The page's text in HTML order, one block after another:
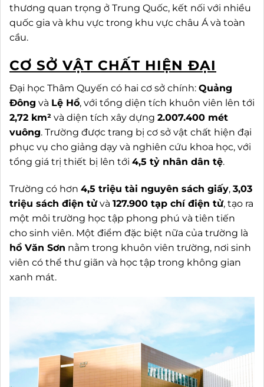
thương quan trọng ở Trung Quốc, kết nối với nhiều
quốc gia và khu vực trong khu vực châu Á và toàn
cầu.
CƠ SỞ VẬT CHẤT HIỆN ĐẠI
Đại học Thâm Quyến có hai cơ sở chính: Quảng
Đông và Lệ Hồ, với tổng diện tích khuôn viên lên tới
2,72 km² và diện tích xây dựng 2.007.400 mét
vuông. Trường được trang bị cơ sở vật chất hiện đại
phục vụ cho giảng dạy và nghiên cứu khoa học, với
tổng giá trị thiết bị lên tới 4,5 tỷ nhân dân tệ.
Trường có hơn 4,5 triệu tài nguyên sách giấy, 3,03
triệu sách điện tửvà 127.900 tạp chí điện tử, tạo ra
một môi trường học tập phong phú và tiên tiến
cho sinh viên. Một điểm đặc biệt nữa của trường là
hồ Văn Sơn nằm trong khuôn viên trường, nơi sinh
viên có thể thư giãn và học tập trong không gian
xanh mát.